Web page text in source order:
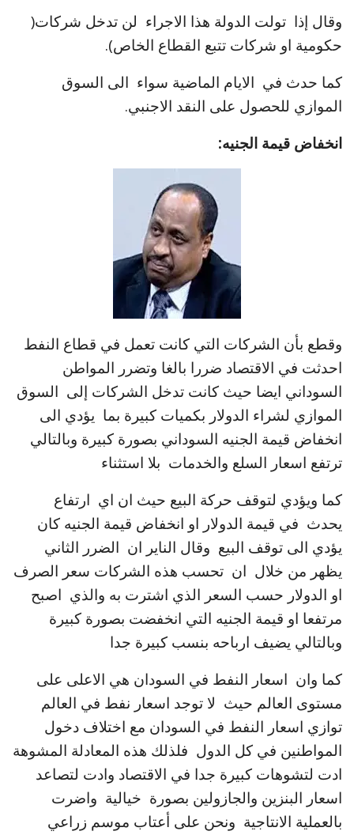
وقال إذا تولت الدولة هذا الاجراء لن تدخل شركات(
حكومية او شركات تتبع القطاع الخاص).
كما حدث في الايام الماضية سواء الى السوق
الموازي للحصول على النقد الاجنبي.
انخفاض قيمة الجنيه:
وقطع بأن الشركات التي كانت تعمل في قطاع النفط
احدثت في الاقتصاد ضررا بالغا وتضرر المواطن
السوداني ايضا حيث كانت تدخل الشركات إلى السوق
الموازي لشراء الدولار بكميات كبيرة بما يؤدي الى
انخفاض قيمة الجنيه السوداني بصورة كبيرة وبالتالي
ترتفع اسعار السلع والخدمات بلا استثناء
كما ويؤدي لتوقف حركة البيع حيث ان اي ارتفاع
يحدث في قيمة الدولار او انخفاض قيمة الجنيه كان
يؤدي الى توقف البيع وقال الناير ان الضرر الثاني
يظهر من خلال ان تحسب هذه الشركات سعر الصرف
او الدولار حسب السعر الذي اشترت به والذي اصبح
مرتفعا او قيمة الجنيه التي انخفضت بصورة كبيرة
وبالتالي يضيف ارباحه بنسب كبيرة جدا
كما وان اسعار النفط في السودان هي الاعلى على
مستوى العالم حيث لا توجد اسعار نفط في العالم
توازي اسعار النفط في السودان مع اختلاف دخول
المواطنين في كل الدول فلذلك هذه المعادلة المشوهة
ادت لتشوهات كبيرة جدا في الاقتصاد وادت لتصاعد
اسعار البنزين والجازولين بصورة خيالية واضرت
بالعملية الانتاجية ونحن على أعتاب موسم زراعي